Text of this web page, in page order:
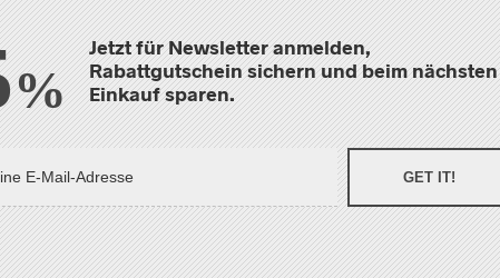
%
Jetzt für Newsletter anmelden,
Rabattgutschein sichern und beim nächsten
Einkauf sparen.
GET IT!